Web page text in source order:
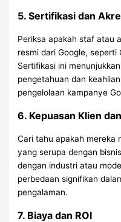
5. Sertifikasi dan
Periksa apakah staf atau
resmi dari Google,
Sertifikasi ini
pengetahuan dan
pengelolaan kampanye
6. Kepuasan Klien
Cari tahu apakah mereka
yang serupa dengan
dengan industri atau
perbedaan signifikan
pengalaman.
7. Biaya dan ROI